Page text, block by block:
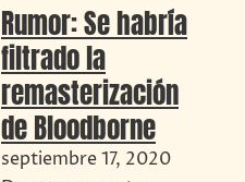
Rumor: Se habría
filtrado la
remasterización
de Bloodborne
septiembre 17, 2020